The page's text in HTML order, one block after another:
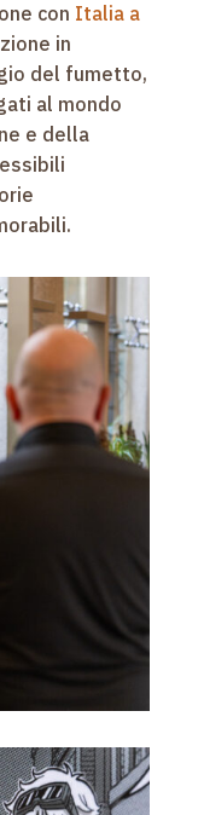
con Italia a
in
del fumetto,
al mondo
e della